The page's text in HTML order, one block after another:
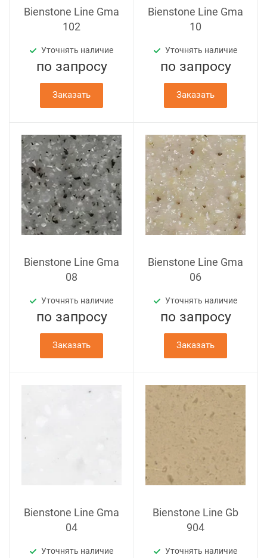
Bienstone Line Gma
102
Уточнять наличие
по запросу
Заказать
Bienstone Line Gma
10
Уточнять наличие
по запросу
Заказать
Bienstone Line Gma
08
Уточнять наличие
по запросу
Заказать
Bienstone Line Gma
06
Уточнять наличие
по запросу
Заказать
Bienstone Line Gma
04
Уточнять наличие
Bienstone Line Gb
904
Уточнять наличие